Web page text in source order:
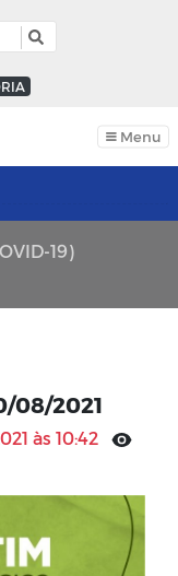
Menu
19)
08/2021
às 10:42